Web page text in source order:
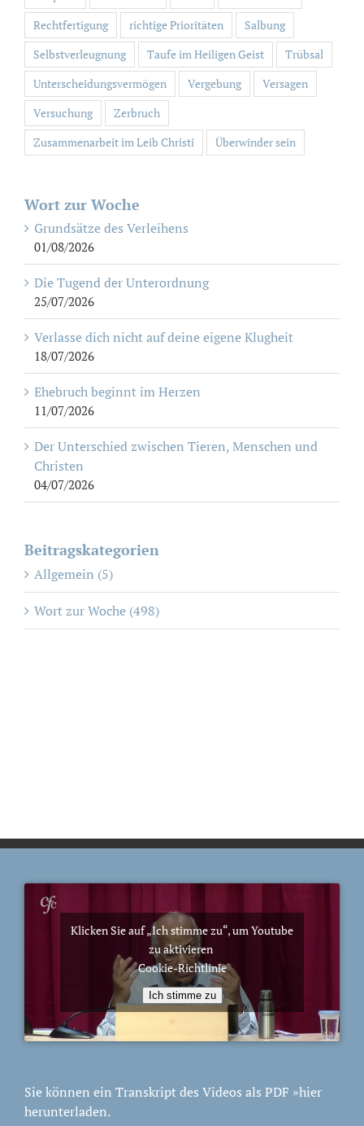
Rechtfertigung
richtige Prioritäten
Salbung
Selbstverleugnung
Taufe im Heiligen Geist
Trübsal
Unterscheidungsvermögen
Vergebung
Versagen
Versuchung
Zerbruch
Zusammenarbeit im Leib Christi
Überwinder sein
Wort zur Woche
Grundsätze des Verleihens
01/08/2026
Die Tugend der Unterordnung
25/07/2026
Verlasse dich nicht auf deine eigene Klugheit
18/07/2026
Ehebruch beginnt im Herzen
11/07/2026
Der Unterschied zwischen Tieren, Menschen und
Christen
04/07/2026
Beitragskategorien
Allgemein (5)
Wort zur Woche (498)
Klicken Sie auf „Ich stimme zu“, um Youtube
zu aktivieren
Cookie-Richtlinie
Ich stimme zu
Sie können ein Transkript des Videos als PDF »hier
herunterladen.